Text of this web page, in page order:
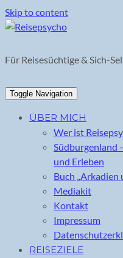
Skip to content
Für Reisesüchtige & Sich-
Toggle Navigation
ÜBER MICH
Wer ist
Südburgenland
und Erleben
Buch „Arkadien
Mediakit
Kontakt
Impressum
REISEZIELE